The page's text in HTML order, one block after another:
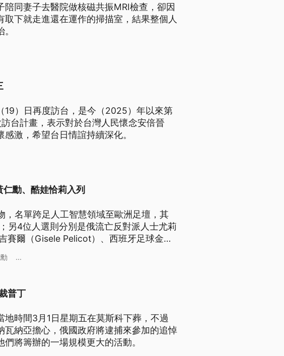
同妻子去醫院做核磁共振MRI檢查，卻因
下就走進還在運作的掃描室，結果整個人
19）日再度訪台，是今（2025）年以來第
台計畫，表示對於台灣人民懷念安倍晉
激，希望台日情誼持續深化。
仁勳、酷娃恰莉入列
，名單跨足人工智慧領域至歐洲足壇，其
另4位人選則分別是俄流亡反對派人士尤莉
賽爾（Gisele Pelicot）、西班牙足球金童
...
普丁
時間3月1日星期五在莫斯科下葬，不過
納亞擔心，俄國政府將逮捕來參加的追悼
將籌辦的一場規模更大的活動。